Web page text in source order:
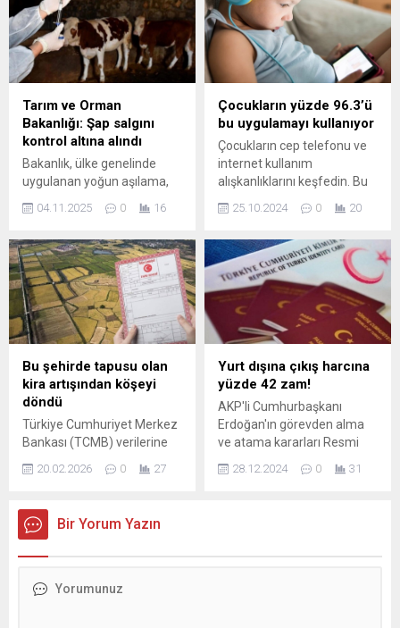
TSK’yı tartışılır hale
getirerek, "toplumda
ayrışmaya sebep oldukları"
ve ordunun ...
Tarım ve Orman
Bakanlığı: Şap salgını
kontrol altına alındı
Bakanlık, ülke genelinde
uygulanan yoğun aşılama,
denetimleri sayesinde
büyük ölçüde
sınırlandırıldığını açıkladı.
Kurban Bayramı sonrasında
hayvan hareketliliğinin
artmasıyla yeni SAT-1
serotipi ...
04.11.2025 0 16
Çocukların yüzde 96.3’ü
bu uygulamayı kullanıyor
Çocukların cep telefonu ve
internet kullanım
alışkanlıklarını keşfedin. Bu
çocuklar üzerindeki etkileri,
sağlıklı alışkanlıklar
geliştirme yolları hakkında
bilgi edinebilirsiniz.
25.10.2024 0 20
Bu şehirde tapusu olan
kira artışından köşeyi
döndü
Türkiye Cumhuriyet Merkez
Bankası (TCMB) verilerine
göre Türkiye’de ortalama
konut kirası 22 bin 475 TL’ye
bedelinde zirvede yer
alırken, son 8 yıldaki en
20.02.2026 0 27
Yurt dışına çıkış harcına
yüzde 42 zam!
AKP'li Cumhurbaşkanı
Erdoğan'ın görevden alma
ve atama kararları Resmi
Gazete'de yayımlandı.
Birçok görevde değişiklik
28.12.2024 0 31
Bir Yorum Yazın